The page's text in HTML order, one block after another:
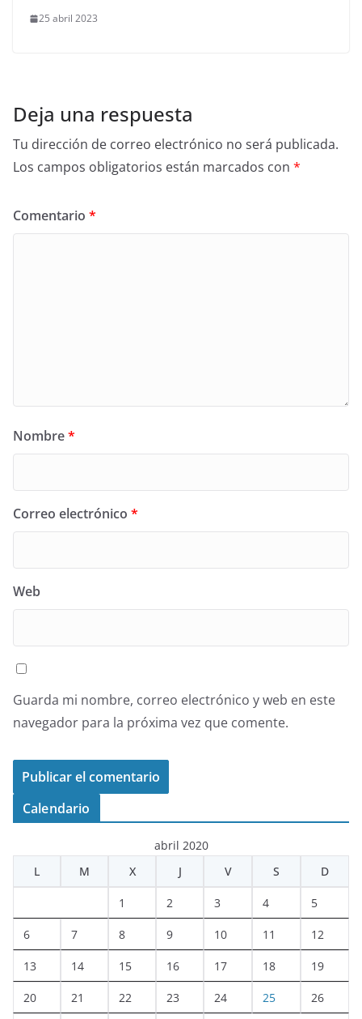
25 abril 2023
Deja una respuesta
Tu dirección de correo electrónico no será publicada.
Los campos obligatorios están marcados con *
Comentario *
Nombre*
Correo electrónico *
Web
Guarda mi nombre, correo electrónico y web en este
navegador para la próxima vez que comente.
Calendario
abril 2020
L
M X J V S D
1 2 3 4 5
6 7 8 9 10 11 12
13 14 15 16 17 18 19
20 21 22 23 24 25 26